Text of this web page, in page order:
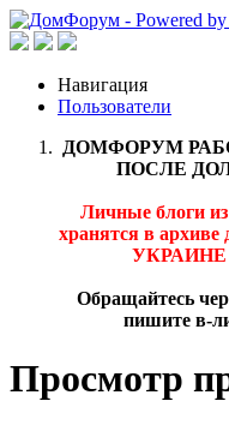
Навигация
Пользователи
ДОМФОРУМ
ПОСЛЕ
Личные блоги
хранятся в
Обращайтесь
пишите в-
Просмотр